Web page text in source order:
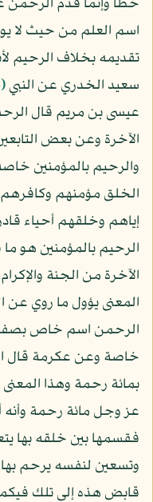
خطأ وإنما قدم الرحمن
اسم العلم من حيث لا
تقديمه بخلاف الرحيم
سعيد الخدري عن النبي
عيسى بن مريم قال
الآخرة وعن بعض
والرحيم بالمؤمنين
الخلق مؤمنهم
إياهم وخلقهم أحياء
الرحيم بالمؤمنين هو ما
الآخرة من الجنة
المعنى يؤول ما روي عن
الرحمن اسم خاص
خاصة وعن عكرمة قال
بمائة رحمة وهذا
عز وجل مائة رحمة وأنه
فقسمها بين خلقه بها
وتسعين لنفسه يرحم بها
قابض هذه إلى تلك